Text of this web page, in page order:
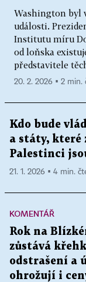
Washington byl
události.
Institutu míru
od loňska
představitele
20. 2. 2026 ▪ 2 min.
Kdo bude
a státy,
Palestinci
21. 1. 2026 ▪ 4 min.
KOMENTÁŘ
Rok na
zůstává
odstrašení a
ohrožují i